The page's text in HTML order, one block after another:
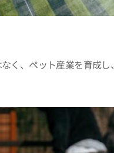
く、ペット産業を育成し、